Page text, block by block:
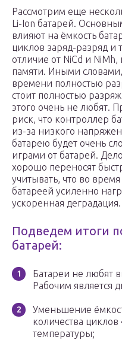
Рассмотрим еще
Li-Ion батарей.
влияют на ёмкость
циклов заряд-разряд и
отличие от NiCd и
памяти. Иными
времени полностью
стоит полностью
этого очень не любят.
риск, что контроллер
из-за низкого
батарею будет очень
играми от батарей.
хорошо переносят
учитывать, что во
батареей усиленно
ускоренная деградация.
Подведем итоги
батарей:
Батареи не любят
Рабочим является
Уменьшение
количества циклов
температуры;